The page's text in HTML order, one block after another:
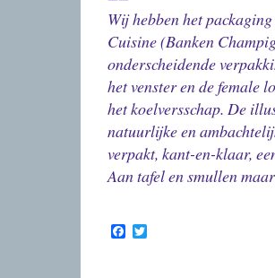
Wij hebben het
Cuisine (Banken
onderscheidende
het venster en de female
het koelversschap. De
natuurlijke en
verpakt, kant-en-klaar,
Aan tafel en smullen
Facebook